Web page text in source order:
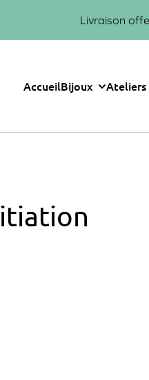
Livraison
AccueilBijoux